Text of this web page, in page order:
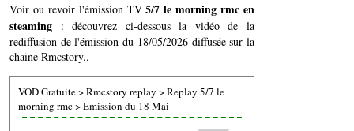
Voir ou revoir l'émission TV5/7 le morning rmc en
steaming : découvrez ci-dessous la vidéo de la
rediffusion de l'émission du 18/05/2026 diffusée sur la
chaine Rmcstory..
VOD Gratuite>Rmcstory replay >Replay 5/7 le
morning rmc>Emission du 18 Mai